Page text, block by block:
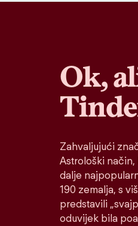
Ok,
Zahvaljujući
Astrološki
dalje
190 zemalja, s
predstavili
oduvijek bila